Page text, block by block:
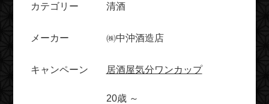
カテゴリー 清酒
メーカー ㈱中沖酒造店
キャンペーン 居酒屋気分ワンカップ
20歳 ～